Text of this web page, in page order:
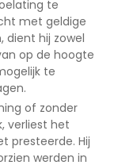
te
met geldige
dient hij zowel
op de hoogte
te
of zonder
verliest het
presteerde. Hij
werden in